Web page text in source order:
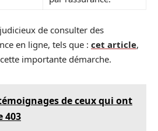
de consulter des
en ligne, tels que : cet article,
importante démarche.
de ceux qui ont
403